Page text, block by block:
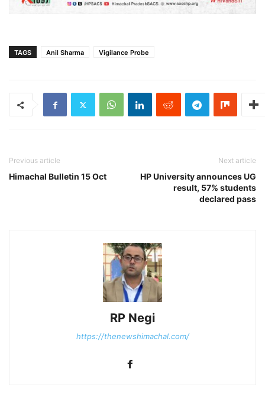
TAGS Anil Sharma Vigilance Probe
Previous article
Himachal Bulletin 15 Oct
Next article
HP University announces UG
result, 57% students
declared pass
RP Negi
https://thenewshimachal.com/